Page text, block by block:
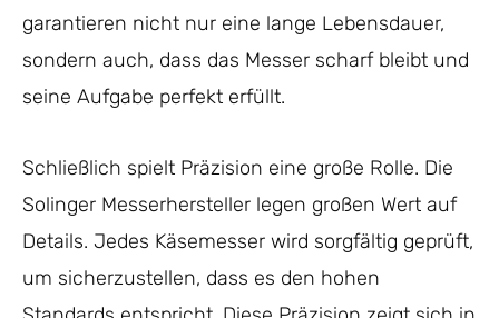
garantieren nicht nur eine lange Lebensdauer,
sondern auch, dass das Messer scharf bleibt und
seine Aufgabe perfekt erfüllt.
Schließlich spielt Präzision eine große Rolle. Die
Solinger Messerhersteller legen großen Wert auf
Details. Jedes Käsemesser wird sorgfältig geprüft,
um sicherzustellen, dass es den hohen